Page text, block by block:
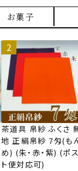
お菓子
茶道具 帛紗 ふくさ
地 正絹帛紗 7匁(も
め) (朱・赤・紫) (ポス
ト便対応可)